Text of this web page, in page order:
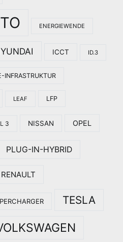
ENERGIEWENDE
ICCT ID.3
INFRASTRUKTUR
LEAF LFP
3 NISSAN OPEL
PLUG-IN-HYBRID
RENAULT
TESLA